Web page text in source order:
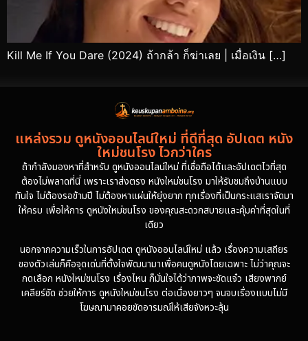
Kill Me If You Dare (2024) ถ้ากล้า ก็ฆ่าเลย | เมื่อเงิน […]
แหล่งรวม ดูหนังออนไลน์ใหม่ ที่ดีที่สุด อัปเดต หนัง
ใหม่ชนโรง ไวกว่าใคร
ถ้ากำลังมองหาที่สำหรับ ดูหนังออนไลน์ใหม่ ที่เชื่อถือได้และอัปเดตไวที่สุด
ต้องไม่พลาดที่นี่ เพราะเราส่งตรง หนังใหม่ชนโรง มาให้รับชมถึงบ้านแบบ
ทันใจ ไม่ต้องรอข้ามปี ไม่ต้องหาแผ่นให้ยุ่งยาก ทุกเรื่องที่เป็นกระแสเราจัดมา
ให้ครบ เพื่อให้การ ดูหนังใหม่ชนโรง ของคุณสะดวกสบายและคุ้มค่าที่สุดในที่
เดียว
นอกจากความเร็วในการอัปเดต ดูหนังออนไลน์ใหม่ แล้ว เรื่องความเสถียร
ของตัวเล่นก็คือจุดเด่นที่ตั้งใจพัฒนามาเพื่อคนดูหนังโดยเฉพาะ ไม่ว่าคุณจะ
กดเลือก หนังใหม่ชนโรง เรื่องไหน ก็มั่นใจได้ว่าภาพจะชัดแจ๋ว เสียงพากย์
เคลียร์ชัด ช่วยให้การ ดูหนังใหม่ชนโรง ต่อเนื่องยาวๆ จนจบเรื่องแบบไม่มี
โฆษณามาคอยขัดอารมณ์ให้เสียจังหวะลุ้น